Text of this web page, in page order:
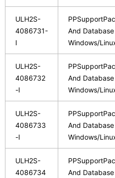
ULH2S-
4086731-
I
And
Windows/
ULH2S-
4086732
-I
And
Windows/
ULH2S-
4086733
-I
And
Windows/
ULH2S-
4086734
And